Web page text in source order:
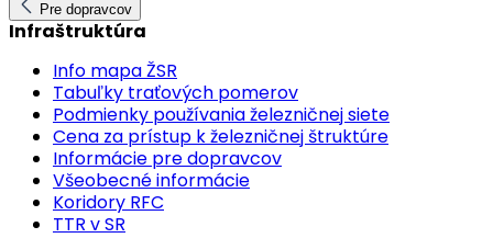
Pre dopravcov
Infraštruktúra
Info mapa ŽSR
Tabuľky traťových pomerov
Podmienky používania železničnej siete
Cena za prístup k železničnej štruktúre
Informácie pre dopravcov
Všeobecné informácie
Koridory RFC
TTR v SR